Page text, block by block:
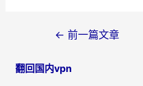
导
← 前一篇文章
翻回国内vpn